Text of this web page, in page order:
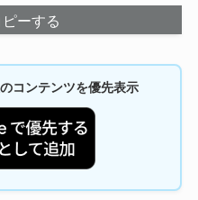
ーする
コンテンツを優先表示